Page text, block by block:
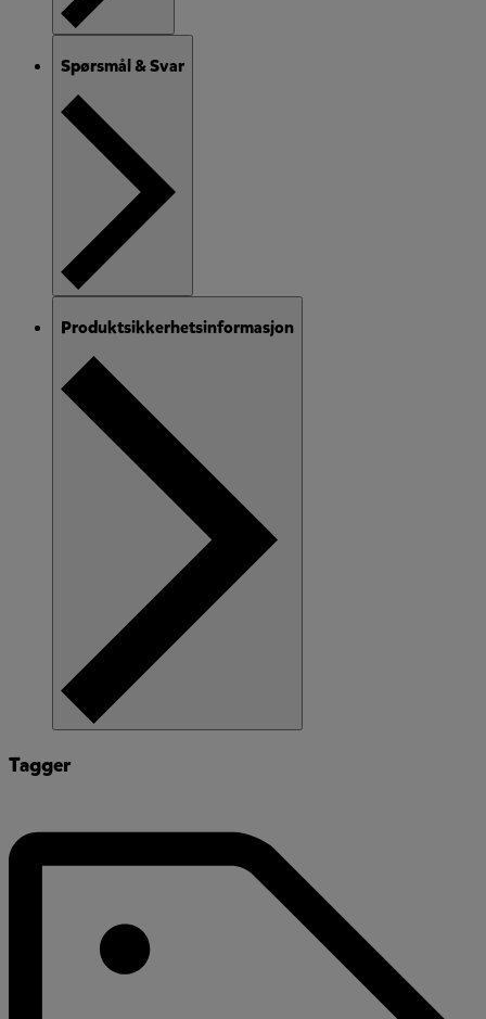
Spørsmål & Svar
Produktsikkerhetsinformasjon
Tagger